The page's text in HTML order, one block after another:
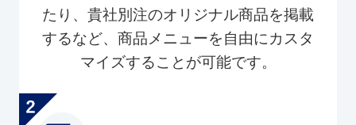
たり、貴社別注のオリジナル商品を掲載
するなど、商品メニューを自由にカスタ
マイズすることが可能です。